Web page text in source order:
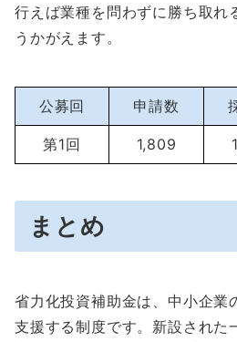
行えば業種を問わずに勝ち取れ
うかがえます。
公募回 申請数
第1回 1,809
まとめ
省力化投資補助金は、中小企業
支援する制度です。新設された